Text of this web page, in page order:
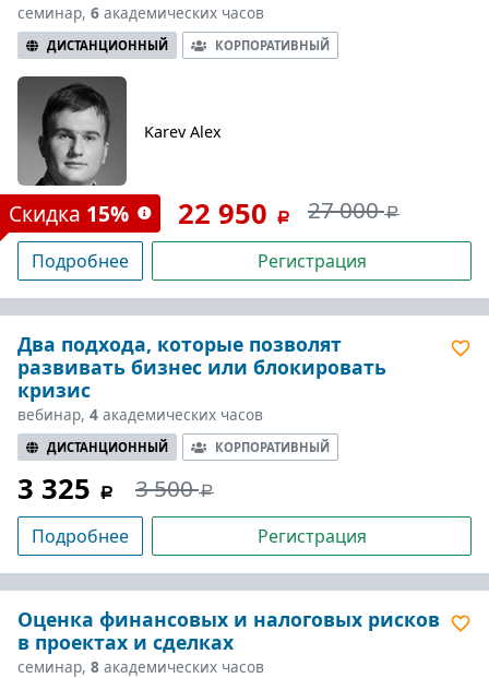
семинар, 6 академических часов
ДИСТАНЦИОННЫЙ КОРПОРАТИВНЫЙ
Karev Alex
Скидка 15% 22 950 27 000
Подробнее Регистрация
Два подхода, которые позволят
развивать бизнес или блокировать
кризис
вебинар, 4 академических часов
ДИСТАНЦИОННЫЙ КОРПОРАТИВНЫЙ
3 325 3 500
Подробнее Регистрация
Оценка финансовых и налоговых рисков
в проектах и сделках
семинар, 8 академических часов